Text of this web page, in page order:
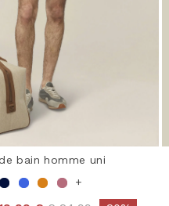
bain homme uni
+